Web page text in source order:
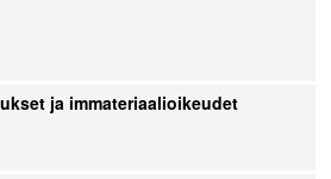
ja immateriaalioikeudet